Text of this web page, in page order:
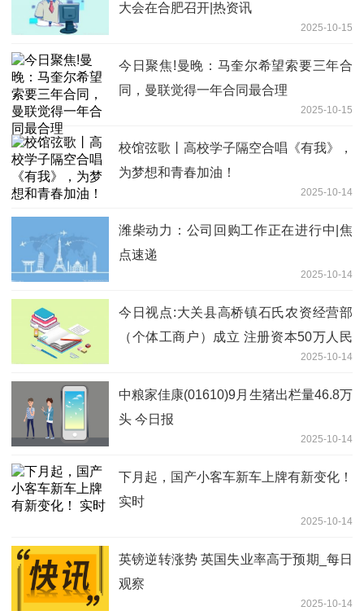
大会在合肥召开|热资讯
2025-10-15
今日聚焦!曼晚：马奎尔希望索要三年合
同，曼联觉得一年合同最合理
2025-10-15
校馆弦歌丨高校学子隔空合唱《有我》，
为梦想和青春加油！
2025-10-14
潍柴动力：公司回购工作正在进行中|焦
点速递
2025-10-14
今日视点:大关县高桥镇石氏农资经营部
（个体工商户）成立 注册资本50万人民
2025-10-14
中粮家佳康(01610)9月生猪出栏量46.8万
头 今日报
2025-10-14
下月起，国产小客车新车上牌有新变化！
实时
2025-10-14
英镑逆转涨势 英国失业率高于预期_每日
观察
2025-10-14